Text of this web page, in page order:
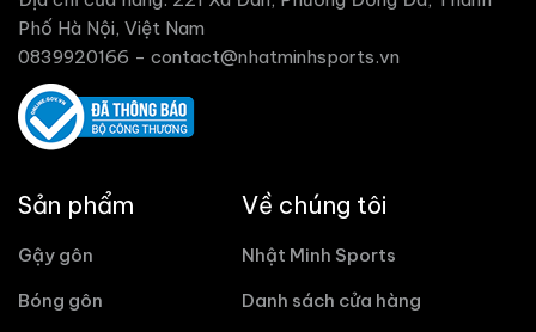
Phố Hà Nội, Việt Nam
0839920166 - contact@nhatminhsports.vn
Sản phẩm
Gậy gôn
Bóng gôn
Về chúng tôi
Nhật Minh Sports
Danh sách cửa hàng